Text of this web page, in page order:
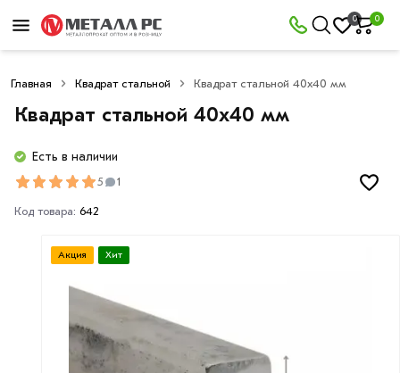
0 0
Главная Квадрат стальной Квадрат стальной 40х40 мм
Квадрат стальной 40х40 мм
Есть в наличии
5 1
Код товара: 642
Акция Хит